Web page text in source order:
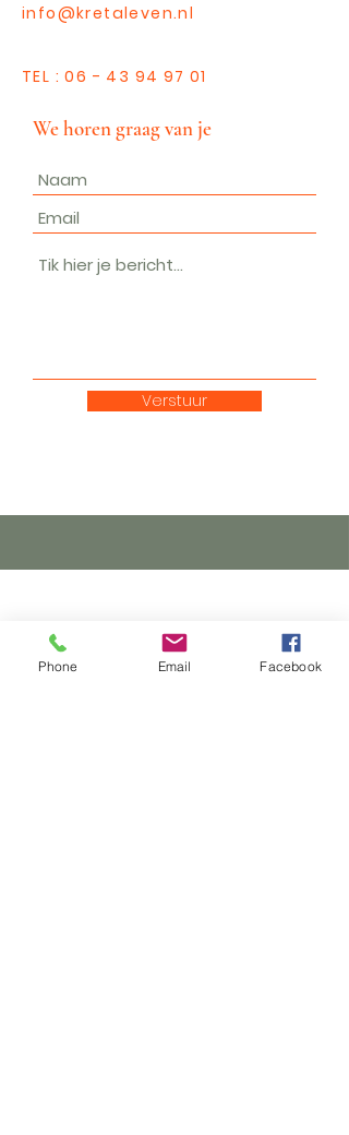
info@kretaleven.nl
TEL :06 - 43 94 97 01
We horen graag van je
Verstuur
Phone Email Facebook